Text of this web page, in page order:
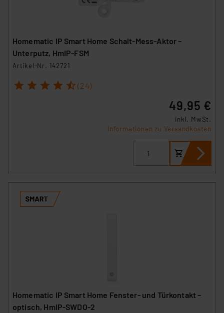
Homematic IP Smart Home Schalt-Mess-Aktor –
Unterputz, HmIP-FSM
Artikel-Nr. 142721
1 2 3 4 5 (24)
49,95 €
inkl. MwSt.
Informationen zu Versandkosten
Homematic IP Smart Home Fenster- und Türkontakt –
optisch, HmIP-SWDO-2